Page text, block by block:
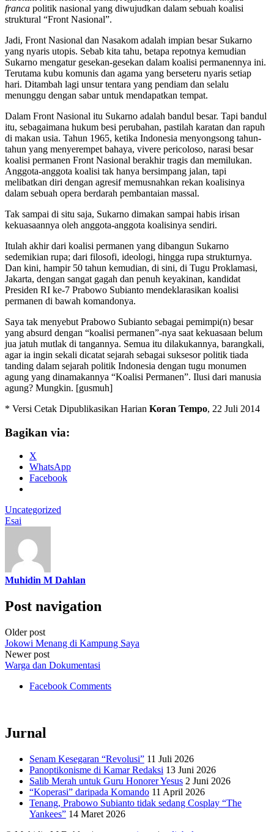
franca politik nasional yang diwujudkan dalam sebuah koalisi
struktural “Front Nasional”.
Jadi, Front Nasional dan Nasakom adalah impian besar Sukarno
yang nyaris utopis. Sebab kita tahu, betapa repotnya kemudian
Sukarno mengatur gesekan-gesekan dalam koalisi permanennya ini.
Terutama kubu komunis dan agama yang berseteru nyaris setiap
hari. Ditambah lagi unsur tentara yang pendiam dan selalu
menunggu dengan sabar untuk mendapatkan tempat.
Dalam Front Nasional itu Sukarno adalah bandul besar. Tapi bandul
itu, sebagaimana hukum besi perubahan, pastilah karatan dan rapuh
di makan usia. Tahun 1965, ketika Indonesia menyongsong tahun-
tahun yang menyerempet bahaya, vivere pericoloso, narasi besar
koalisi permanen Front Nasional berakhir tragis dan memilukan.
Anggota-anggota koalisi tak hanya bersimpang jalan, tapi
melibatkan diri dengan agresif memusnahkan rekan koalisinya
dalam sebuah opera berdarah pembantaian massal.
Tak sampai di situ saja, Sukarno dimakan sampai habis irisan
kekuasaannya oleh anggota-anggota koalisinya sendiri.
Itulah akhir dari koalisi permanen yang dibangun Sukarno
sedemikian rupa; dari filosofi, ideologi, hingga rupa strukturnya.
Dan kini, hampir 50 tahun kemudian, di sini, di Tugu Proklamasi,
Jakarta, dengan sangat gagah dan penuh keyakinan, kandidat
Presiden RI ke-7 Prabowo Subianto mendeklarasikan koalisi
permanen di bawah komandonya.
Saya tak menyebut Prabowo Subianto sebagai pemimpi(n) besar
yang absurd dengan “koalisi permanen”-nya saat kekuasaan belum
jua jatuh mutlak di tangannya. Semua itu dilakukannya, barangkali,
agar ia ingin sekali dicatat sejarah sebagai suksesor politik tiada
tanding dalam sejarah politik Indonesia dengan tugu monumen
agung yang dinamakannya “Koalisi Permanen”. Ilusi dari manusia
agung? Mungkin. [gusmuh]
* Versi Cetak Dipublikasikan Harian Koran Tempo, 22 Juli 2014
Bagikan via:
X
WhatsApp
Facebook
Uncategorized
Esai
Muhidin M Dahlan
Post navigation
Older post
Jokowi Menang di Kampung Saya
Newer post
Warga dan Dokumentasi
Facebook Comments
Jurnal
Senam Kesegaran “Revolusi” 11 Juli 2026
Panoptikonisme di Kamar Redaksi 13 Juni 2026
Salib Merah untuk Guru Honorer Yesus 2 Juni 2026
“Koperasi” daripada Komando 11 April 2026
Tenang, Prabowo Subianto tidak sedang Cosplay “The
Yankees” 14 Maret 2026